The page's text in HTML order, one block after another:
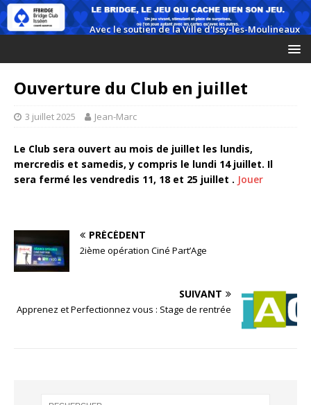
Ouverture du Club en juillet
3 juillet 2025 Jean-Marc
Le Club sera ouvert au mois de juillet les lundis,
mercredis et samedis, y compris le lundi 14 juillet. Il
sera fermé les vendredis 11, 18 et 25 juillet . Jouer
PRÉCÉDENT
2ième opération Ciné Part’Age
SUIVANT
Apprenez et Perfectionnez vous : Stage de rentrée